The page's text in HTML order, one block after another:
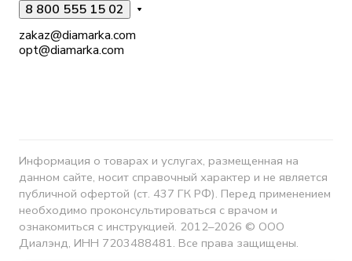
8 800 555 15 02
zakaz@diamarka.com
opt@diamarka.com
Информация о товарах и услугах, размещенная на
данном сайте, носит справочный характер и не является
публичной офертой (ст. 437 ГК РФ). Перед применением
необходимо проконсультироваться с врачом и
ознакомиться с инструкцией. 2012–2026 © ООО
Диалэнд, ИНН 7203488481. Все права защищены.